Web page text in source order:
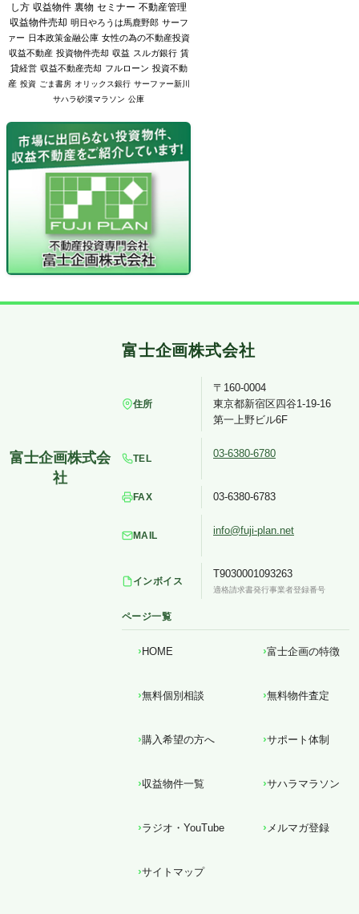
し方 収益物件 裏物 セミナー 不動産管理
収益物件売却 明日やろうは馬鹿野郎 サーフ
ァー 日本政策金融公庫 女性の為の不動産投資
収益不動産 投資物件売却 収益 スルガ銀行 賃
貸経営 収益不動産売却 フルローン 投資不動
産 投資 ごま書房 オリックス銀行 サーファー新川
サハラ砂漠マラソン 公庫
住所
〒160-0004
東京都新宿区四谷1-19-16
第一上野ビル6F
TEL 03-6380-6780
FAX 03-6380-6783
MAIL info@fuji-plan.net
インボイス
T9030001093263
適格請求書発行事業者登録番号
ページ一覧
HOME 富士企画の特徴
無料個別相談 無料物件査定
購入希望の方へ サポート体制
収益物件一覧 サハラマラソン
ラジオ・YouTube メルマガ登録
サイトマップ